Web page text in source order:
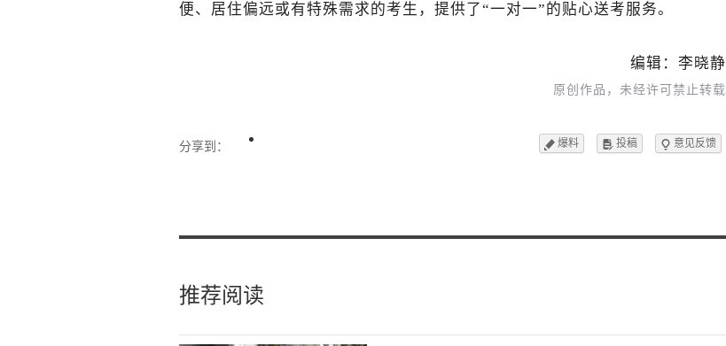
便、居住偏远或有特殊需求的考生，提供了“一对一”的贴心送考服务。
编辑：李晓静
原创作品，未经许可禁止转载
分享到： 爆料 投稿  意见反馈
推荐阅读